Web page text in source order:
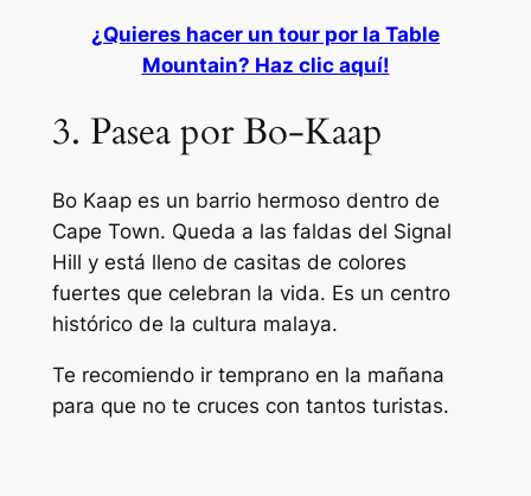
¿Quieres hacer un tour por la Table
Mountain? Haz clic aquí!
3. Pasea por Bo-Kaap
Bo Kaap es un barrio hermoso dentro de
Cape Town. Queda a las faldas del Signal
Hill y está lleno de casitas de colores
fuertes que celebran la vida. Es un centro
histórico de la cultura malaya.
Te recomiendo ir temprano en la mañana
para que no te cruces con tantos turistas.